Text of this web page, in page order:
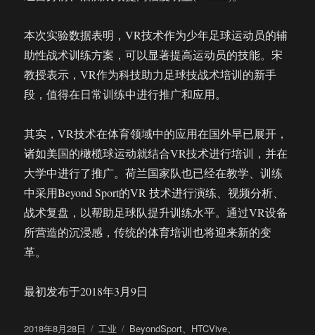
本次实验数据表明，VR技术作为少年足球运动员的辅
助性战术训练方案，可以显著提高运动员的技能。宋
教授表示，VR作为科技助力足球技战术培训的新手
段，值得在日常训练中进行推广和应用。
其实，VR技术在体育领域中的应用在国外早已展开，
诸如美国的橄榄球运动就结合VR技术进行培训，并在
大学中进行了推广。荷兰国家队也已经在教学、训练
中采用Beyond Sport的VR 技术进行演练、视频分析、
战术复盘，以帮助足球队提升训练水平。通过VR设备
所营造的沉浸感，传统的体育培训也将迎来新的变
革。
最初发布于2018年3月9日
发
2018年8月28日
分
工业
标
BeyondSport、 HTCVive、